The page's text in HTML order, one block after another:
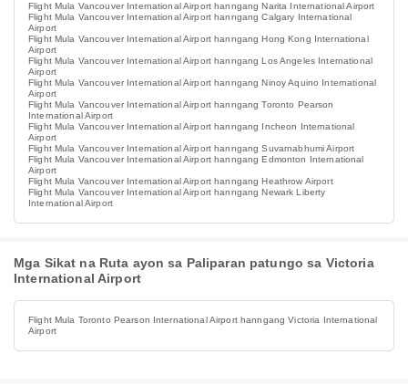
Flight Mula Vancouver International Airport hanngang Narita International Airport
Flight Mula Vancouver International Airport hanngang Calgary International
Airport
Flight Mula Vancouver International Airport hanngang Hong Kong International
Airport
Flight Mula Vancouver International Airport hanngang Los Angeles International
Airport
Flight Mula Vancouver International Airport hanngang Ninoy Aquino International
Airport
Flight Mula Vancouver International Airport hanngang Toronto Pearson
International Airport
Flight Mula Vancouver International Airport hanngang Incheon International
Airport
Flight Mula Vancouver International Airport hanngang Suvarnabhumi Airport
Flight Mula Vancouver International Airport hanngang Edmonton International
Airport
Flight Mula Vancouver International Airport hanngang Heathrow Airport
Flight Mula Vancouver International Airport hanngang Newark Liberty
International Airport
Mga Sikat na Ruta ayon sa Paliparan patungo sa Victoria
International Airport
Flight Mula Toronto Pearson International Airport hanngang Victoria International
Airport